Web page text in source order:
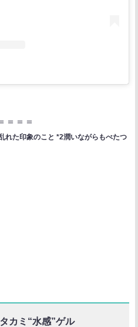
＝＝＝
れた印象のこと *2潤いながらもべたつ
カミ“水感”ゲル